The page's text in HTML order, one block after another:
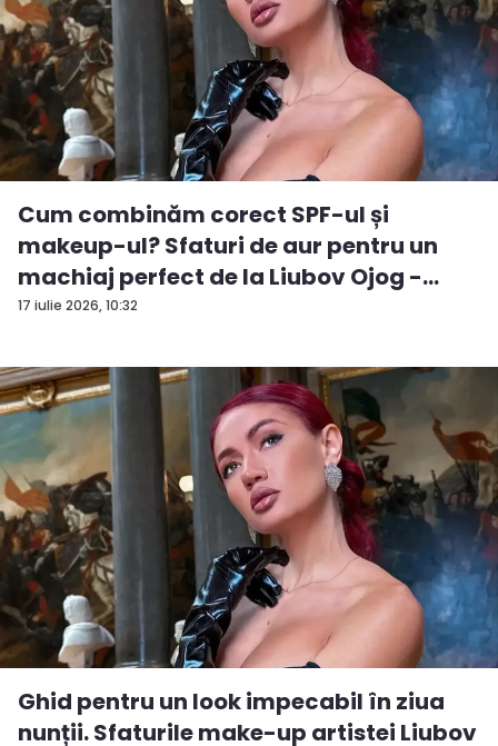
17 iulie 2026, 10:32
Cum combinăm corect SPF-ul și
makeup-ul? Sfaturi de aur pentru un
machiaj perfect de la Liubov Ojog -
VID...
Ghid pentru un look impecabil în ziua
nunții. Sfaturile make-up artistei Liubov